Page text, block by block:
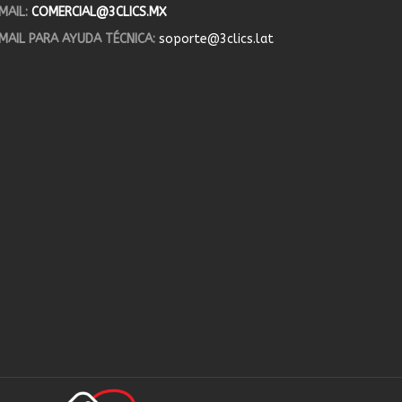
COMERCIAL@3CLICS.MX
PARA AYUDA TÉCNICA: soporte@3clics.lat